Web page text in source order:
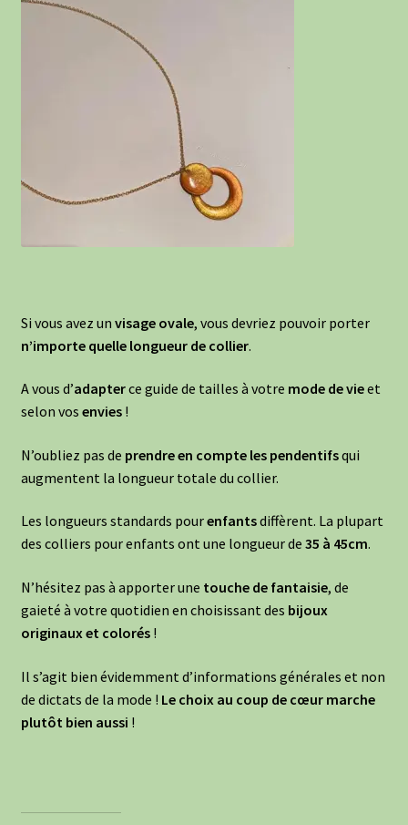
Si vous avez un visage ovale, vous devriez pouvoir porter
n’importe quelle longueur de collier.
A vous d’adapterce guide de tailles à votre mode de vieet
selon vos envies!
N’oubliez pas de prendre en compte les pendentifsqui
augmentent la longueur totale du collier.
Les longueurs standards pourenfantsdiffèrent. La plupart
des colliers pour enfants ont une longueur de 35 à 45cm.
N’hésitez pas à apporter une touche de fantaisie, de
gaieté à votre quotidien en choisissant des bijoux
originaux et colorés!
Il s’agit bien évidemment d’informations générales et non
de dictats de la mode ! Le choix au coup de cœur marche
plutôt bien aussi !